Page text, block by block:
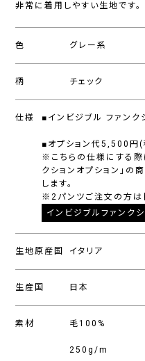
非常に着用しやすい生地です。
色 グレー系
柄 チェック
仕様 ■インビジブル ファンク
■オプション代5,500円(
※こちらの仕様にする際
クションオプション」
します。
※2パンツご注文の方は
インビジブルファンク
生地原産国 イタリア
生産国 日本
素材 毛100%
250g/m